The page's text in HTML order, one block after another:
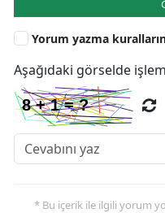
Yorum yazma
Aşağıdaki görselde
* Bu içerik ile ilgili yorum